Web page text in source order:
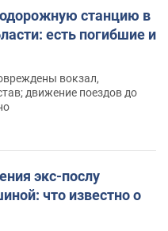
станцию в
есть погибшие и
вокзал,
движение поездов до
экс-послу
что известно о